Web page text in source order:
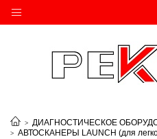
ДИАГНОСТИЧЕСКОЕ
АВТОСКАНЕРЫ LAUNCH (для